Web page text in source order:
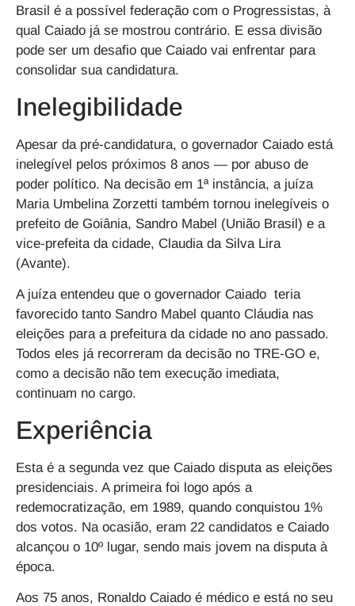
Brasil é a possível federação com o Progressistas, à
qual Caiado já se mostrou contrário. E essa divisão
pode ser um desafio que Caiado vai enfrentar para
consolidar sua candidatura.
Inelegibilidade
Apesar da pré-candidatura, o governador Caiado está
inelegível pelos próximos 8 anos — por abuso de
poder político. Na decisão em 1ª instância, a juíza
Maria Umbelina Zorzetti também tornou inelegíveis o
prefeito de Goiânia, Sandro Mabel (União Brasil) e a
vice-prefeita da cidade, Claudia da Silva Lira
(Avante).
A juíza entendeu que o governador Caiado teria
favorecido tanto Sandro Mabel quanto Cláudia nas
eleições para a prefeitura da cidade no ano passado.
Todos eles já recorreram da decisão no TRE-GO e,
como a decisão não tem execução imediata,
continuam no cargo.
Experiência
Esta é a segunda vez que Caiado disputa as eleições
presidenciais. A primeira foi logo após a
redemocratização, em 1989, quando conquistou 1%
dos votos. Na ocasião, eram 22 candidatos e Caiado
alcançou o 10º lugar, sendo mais jovem na disputa à
época.
Aos 75 anos, Ronaldo Caiado é médico e está no seu